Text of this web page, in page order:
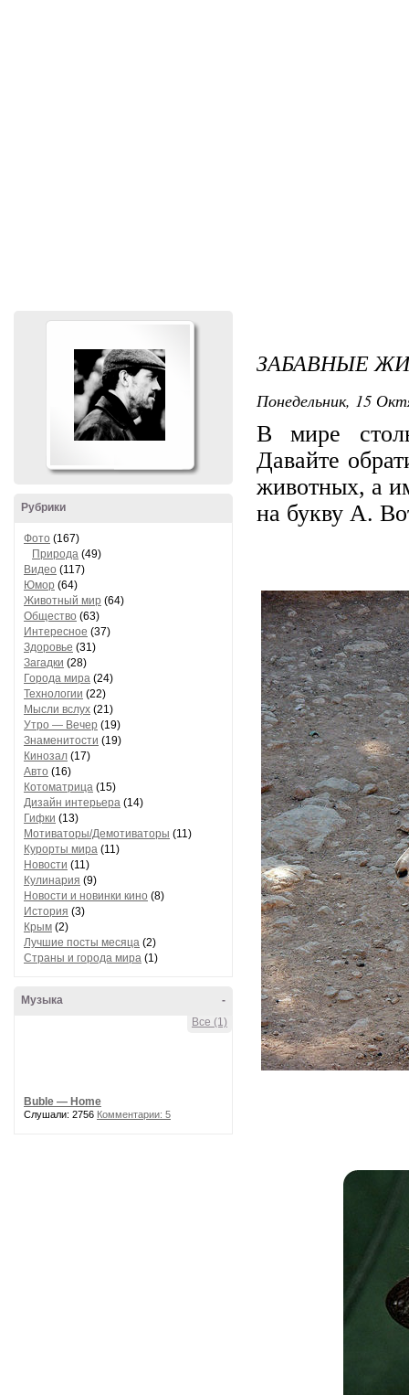
Рубрики
Фото (167)
Природа (49)
Видео (117)
Юмор (64)
Животный мир (64)
Общество (63)
Интересное (37)
Здоровье (31)
Загадки (28)
Города мира (24)
Технологии (22)
Мысли вслух (21)
Утро — Вечер (19)
Знаменитости (19)
Кинозал (17)
Авто (16)
Котоматрица (15)
Дизайн интерьера (14)
Гифки (13)
Мотиваторы/Демотиваторы (11)
Курорты мира (11)
Новости (11)
Кулинария (9)
Новости и новинки кино (8)
История (3)
Крым (2)
Лучшие посты месяца (2)
Страны и города мира (1)
-
Музыка
Все (1)
Buble — Home
Слушали: 2756 Комментарии: 5
ЗАБАВНЫЕ
Понедельник, 15
В мире
Давайте
животных, а
на букву А.